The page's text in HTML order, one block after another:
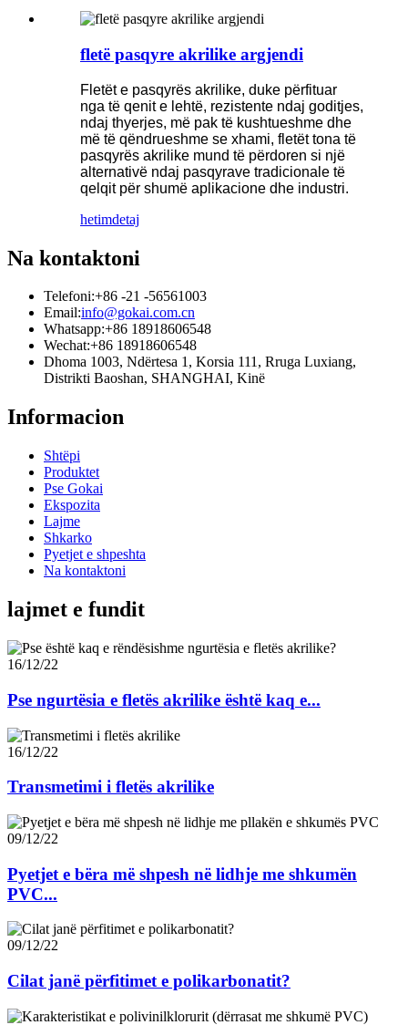
fletë pasqyre akrilike argjendi
Fletët e pasqyrës akrilike, duke përfituar
nga të qenit e lehtë, rezistente ndaj goditjes,
ndaj thyerjes, më pak të kushtueshme dhe
më të qëndrueshme se xhami, fletët tona të
pasqyrës akrilike mund të përdoren si një
alternativë ndaj pasqyrave tradicionale të
qelqit për shumë aplikacione dhe industri.
hetimdetaj
Na kontaktoni
Telefoni:+86 -21 -56561003
Email:info@gokai.com.cn
Whatsapp:+86 18918606548
Wechat:+86 18918606548
Dhoma 1003, Ndërtesa 1, Korsia 111, Rruga Luxiang,
Distrikti Baoshan, SHANGHAI, Kinë
Informacion
Shtëpi
Produktet
Pse Gokai
Ekspozita
Lajme
Shkarko
Pyetjet e shpeshta
Na kontaktoni
lajmet e fundit
16/12/22
Pse ngurtësia e fletës akrilike është kaq e...
16/12/22
Transmetimi i fletës akrilike
09/12/22
Pyetjet e bëra më shpesh në lidhje me shkumën
PVC...
09/12/22
Cilat janë përfitimet e polikarbonatit?